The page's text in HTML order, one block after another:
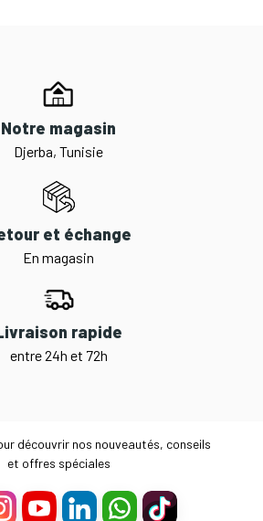
Notre magasin
Djerba, Tunisie
et échange
En magasin
rapide
entre 24h et 72h
découvrir nos nouveautés, conseils
et offres spéciales